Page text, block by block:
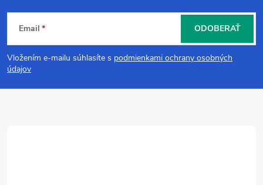
Z
á
p
Email
Vložením e-mailu súhlasíte s podmienkami ochrany osobných
údajov
ODOBERAŤ